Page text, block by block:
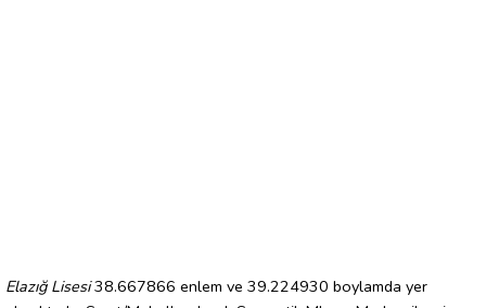
Elazığ Lisesi38.667866 enlem ve 39.224930 boylamda yer